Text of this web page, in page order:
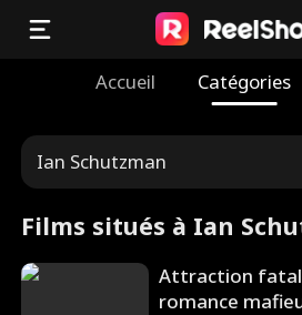
Accueil Catégories
Ian Schutzman
Films situés à Ian
Attraction
romance